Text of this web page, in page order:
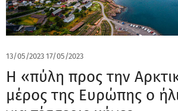
13/05/2023 17/05/2023
H «πύλη προς την
μέρος της Ευρώπης ο